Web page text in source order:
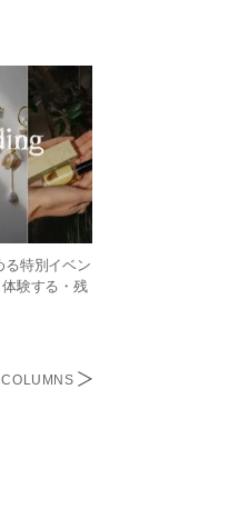
る特別イベン
体験する・残